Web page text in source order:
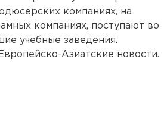
компаниях, на
компаниях, поступают во
учебные заведения.
Азиатские новости.